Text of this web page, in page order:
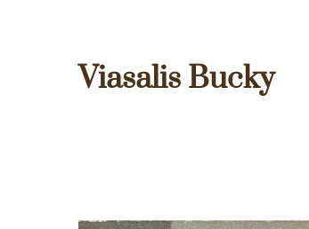
Viasalis Bucky